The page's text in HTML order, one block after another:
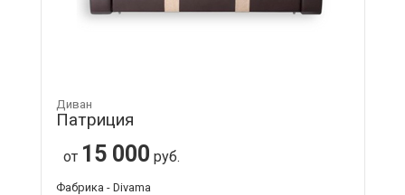
Диван
Патриция
от 15 000 руб.
Фабрика - Divama